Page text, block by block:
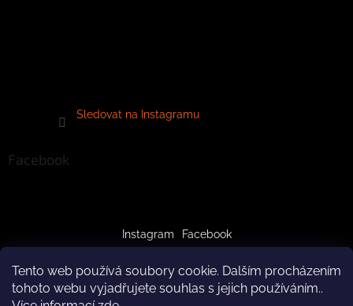
Tento web používá soubory cookie. Dalším procházením
tohoto webu vyjadřujete souhlas s jejich používáním..
Sledovat na Instagramu
Facebook
Instagram Facebook